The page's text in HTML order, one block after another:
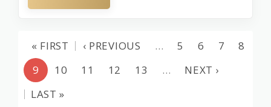
« FIRST ‹ PREVIOUS … 5 6 7
8
9
10 11 12 13 …
NEXT ›
LAST »